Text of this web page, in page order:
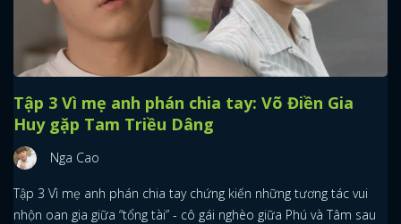
Tập 3 Vì mẹ anh phán chia tay: Võ Điền Gia
Huy gặp Tam Triều Dâng
Nga Cao
Tập 3 Vì mẹ anh phán chia tay chứng kiến những tương tác vui
nhộn oan gia giữa “tổng tài” - cô gái nghèo giữa Phú và Tâm sau